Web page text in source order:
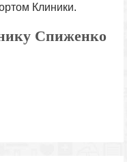
Клиники.
Спиженко